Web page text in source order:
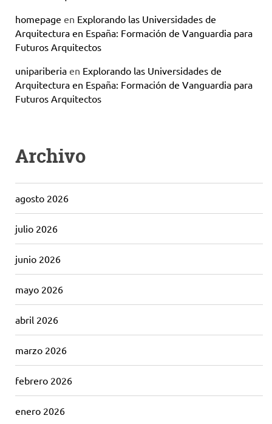
homepage en Explorando las Universidades de
Arquitectura en España: Formación de Vanguardia para
Futuros Arquitectos
unipariberia en Explorando las Universidades de
Arquitectura en España: Formación de Vanguardia para
Futuros Arquitectos
Archivo
agosto 2026
julio 2026
junio 2026
mayo 2026
abril 2026
marzo 2026
febrero 2026
enero 2026